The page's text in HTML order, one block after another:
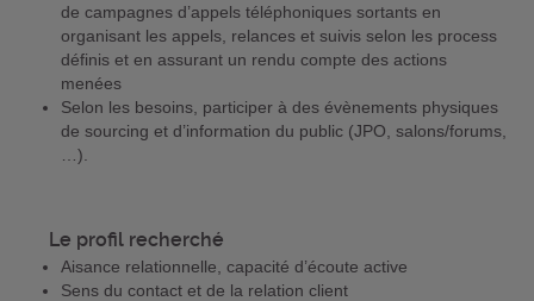
de campagnes d’appels téléphoniques sortants en
organisant les appels, relances et suivis selon les process
définis et en assurant un rendu compte des actions
menées
Selon les besoins, participer à des évènements physiques
de sourcing et d’information du public (JPO, salons/forums,
…).
Le profil recherché
Aisance relationnelle, capacité d’écoute active
Sens du contact et de la relation client